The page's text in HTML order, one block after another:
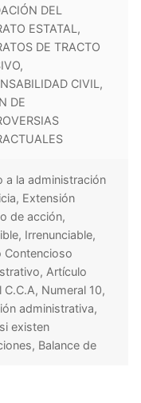
DEL
ESTATAL,
DE TRACTO
CIVIL,
DE
a la administración
Extensión
de acción,
Irrenunciable,
Contencioso
Artículo
C.C.A, Numeral 10,
administrativa,
existen
Balance de